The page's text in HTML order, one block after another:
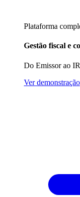
Plataforma
Gestão fiscal e
Do Emissor ao
Ver demonstração